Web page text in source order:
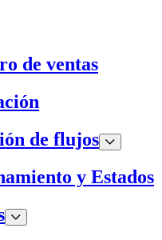
de ventas
de flujos
y Estados